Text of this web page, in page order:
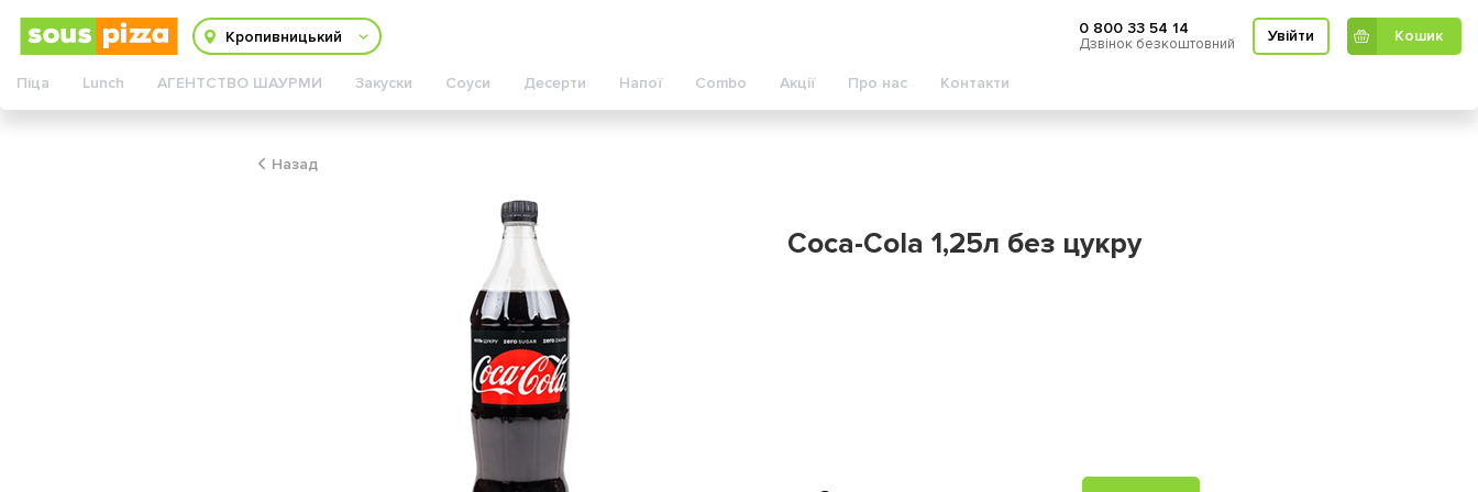
Кропивницький
Змінити адресу
0 800 33 54 14
Дзвінок безкоштовний Увійти Кошик
Піца Lunch АГЕНТСТВО ШАУРМИ Закуски Соуси Десерти Напої Combo Акції Про нас Контакти
Назад
Coca-Cola 1,25л без цукру